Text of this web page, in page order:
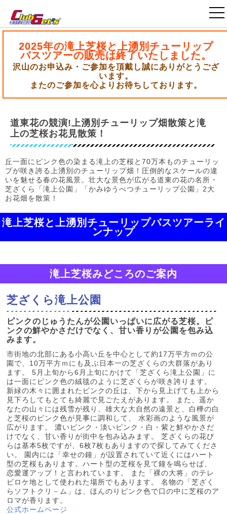
2025年の滝上芝桜と上湧別チューリップ
バスツアーの販売は終了いたしました。
沢山のお申込み・ご参加を頂戴し誠にありがとうござ
います。
またのご参加を心よりお待ちしております。
道東花の競演!上湧別チューリップ畑散策と滝
上の芝桜お花見散策！
丘一面にピンク色の染まる滝上の芝桜と70万本ものチューリッ
プが咲き誇る上湧別のチューリップ畑！圧倒的なスケールの違
いを魅せる春の花風景。壮大な景色が広がる道東の花の名所・
芝ざくら「滝上公園」「かみゆうべつチューリップ公園」2大
お花畑を散策！
滝上芝桜と上湧別チューリップバスツアーライ
ンナップ
滝上芝桜みどころのご案内
芝ざくら滝上公園
ピンクのじゅうたんが公園いっぱいに広がる芝桜。ピ
ンクの鮮やかさだけでなく、甘い香りが公園を包み込
みます。
市街地の北部にある小高い丘を中心として約17万平方ｍの公
園で、10万平方ｍにも及ぶ日本一の芝ざくらの大群落があり
ます。 5月上旬から6月上旬にかけて「芝ざくら滝上公園」に
は一面にピンク色の絨毯のように芝ざくらが咲き誇ります。
新緑の木々に囲まれたピンクの丘は、下から見上げても上から
見下ろしてもとても綺麗で見ごたえがあります。 また、遥か
なたの山々には残雪が残り、雄大な大自然の遠景と、白樺の白
と芝桜のピンク色が見事に調和して、 水彩画のような風景が
広がります。 濃いピンク・淡いピンク・白・紫と鮮やかさだ
けでなく、甘い香りが街中を包み込みます。 芝ざくらの花び
らは基本5枚ですが、6枚7枚もありますので探してみてくださ
い。 園内には「幸せの鐘」が設置されていて近くにはハート
型の芝桜もあります。ハート型の芝桜を見て鐘を鳴らせば、
恋愛運アップ！と言われています。 また「裸の大将」のテレ
ビロケ地として使われた場所でもあります。 名物の「芝ざく
らソフトクリ－ム」は、ほんのりピンク色で口の中に芝桜のア
ロマが香ります。
公式ホームページ